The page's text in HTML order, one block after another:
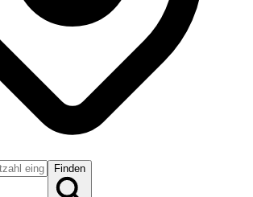
Finden